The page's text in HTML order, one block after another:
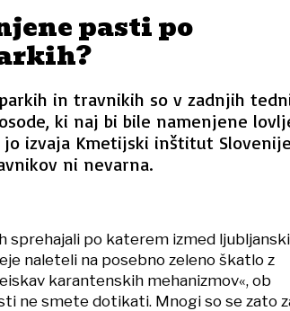
pasti po
in travnikih so v zadnjih
ki naj bi bile namenjene
jo izvaja Kmetijski inštitut
ni nevarna.
sprehajali po katerem izmed
naleteli na posebno zeleno škatlo z
karantenskih mehanizmov«, ob
ne smete dotikati. Mnogi so se zato